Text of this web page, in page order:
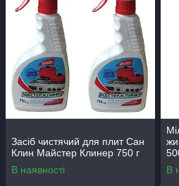
Засіб чистячий для плит Сан
Клин Майстер Клинер 750 г
В наявності
В